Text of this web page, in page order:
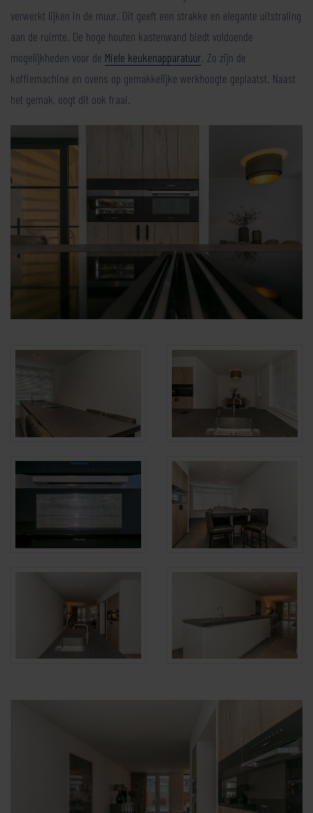
verwerkt lijken in de muur. Dit geeft een strakke en elegante uitstraling
aan de ruimte. De hoge houten kastenwand biedt voldoende
mogelijkheden voor de Miele keukenapparatuur. Zo zijn de
koffiemachine en ovens op gemakkelijke werkhoogte geplaatst. Naast
het gemak, oogt dit ook fraai.